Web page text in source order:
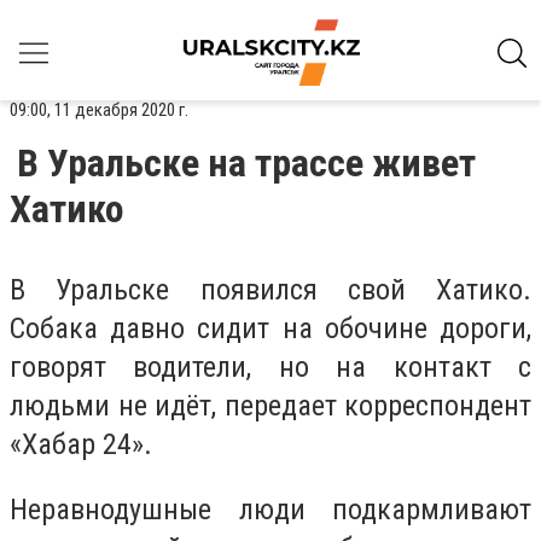
09:00, 11 декабря 2020 г.
В Уральске на трассе живет
Хатико
В Уральске появился свой Хатико.
Собака давно сидит на обочине дороги,
говорят водители, но на контакт с
людьми не идёт, передает корреспондент
«Хабар 24».
Неравнодушные люди подкармливают